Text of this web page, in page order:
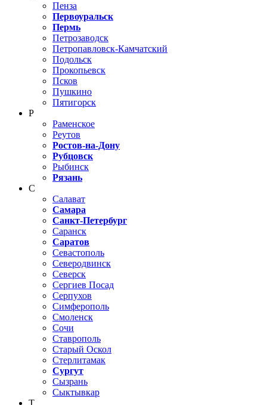
Пенза
Первоуральск
Пермь
Петрозаводск
Петропавловск-Камчатский
Подольск
Прокопьевск
Псков
Пушкино
Пятигорск
Р
Раменское
Реутов
Ростов-на-Дону
Рубцовск
Рыбинск
Рязань
С
Салават
Самара
Санкт-Петербург
Саранск
Саратов
Севастополь
Северодвинск
Северск
Сергиев Посад
Серпухов
Симферополь
Смоленск
Сочи
Ставрополь
Старый Оскол
Стерлитамак
Сургут
Сызрань
Сыктывкар
Т